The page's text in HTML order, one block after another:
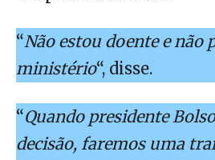
“Não estou doente e não
ministério“, disse.
“Quando presidente
decisão, faremos uma